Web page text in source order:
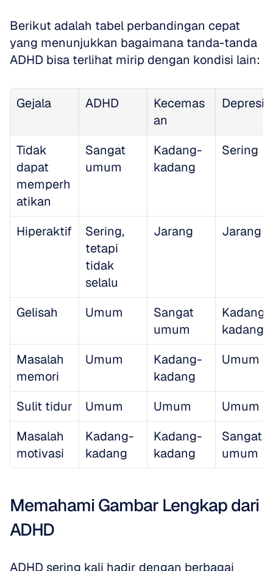
Berikut adalah tabel perbandingan cepat
yang menunjukkan bagaimana tanda-tanda
ADHD bisa terlihat mirip dengan kondisi lain:
Gejala ADHD
Kecemas
an
Depresi
Tidak
dapat
memperh
atikan
Sangat
umum
Kadang-
kadang
Sering
Hiperaktif
Sering,
tetapi
tidak
selalu
Jarang Jarang
Gelisah Umum
Sangat
umum
Kadang-
kadang
Masalah
memori
Umum
Kadang-
kadang
Umum
Sulit tidur Umum Umum
Umum
Masalah
motivasi
Kadang-
kadang
Kadang-
kadang
Sangat
umum
Memahami Gambar Lengkap dari
ADHD
ADHD sering kali hadir dengan berbagai